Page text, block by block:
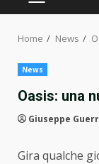
PRIMARY
Home News
News
Oasis: una
Giuseppe
Gira qualche